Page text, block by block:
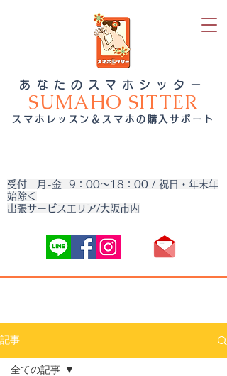
あなたのスマホシッター
SUMAHO SITTER
スマホレッスン＆スマホの購入サポート
受付 月-金 9：00～18：00 / 祝日・年末年
始除く
出張サービスエリア/大阪市内
記事
全ての記事